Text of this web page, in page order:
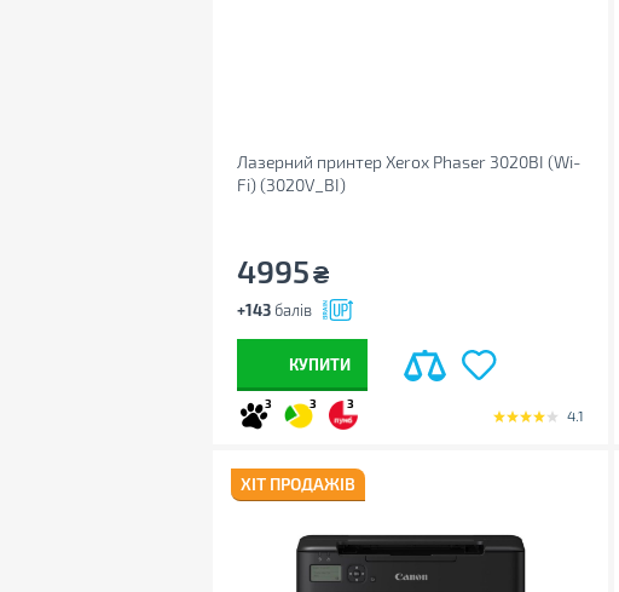
Лазерний принтер Xerox Phaser 3020BI (Wi-
Fi) (3020V_BI)
4995₴
+143 балів
КУПИТИ
3 3 3
4.1
ХІТ ПРОДАЖІВ